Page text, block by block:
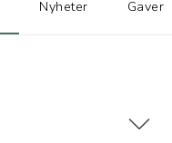
Nyheter Gaver